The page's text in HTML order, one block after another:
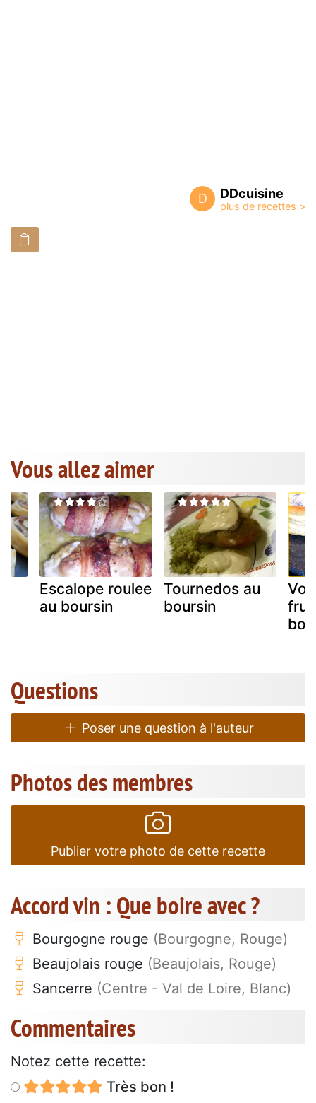
D DDcuisine
Vous allez aimer
Escalope roulee
au boursin
Tournedos au
boursin
Questions
Poser une question à l'auteur
Photos des membres
Publier votre photo de cette recette
Accord vin : Que boire avec ?
Bourgogne rouge (Bourgogne, Rouge)
Beaujolais rouge (Beaujolais, Rouge)
Sancerre (Centre - Val de Loire, Blanc)
Commentaires
Notez cette recette:
Très bon !